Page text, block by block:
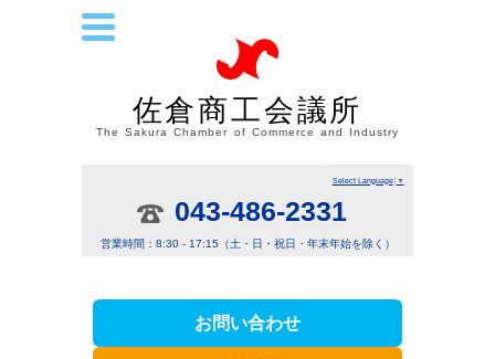
佐倉商工会議所
The Sakura Chamber of Commerce and Industry
Select Language ▼
043-486-2331
営業時間：8:30 - 17:15（土・日・祝日・年末年始を除く）
お問い合わせ